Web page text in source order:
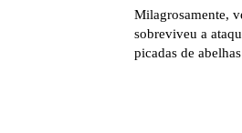
Milagrosamente,
sobreviveu a
picadas de abelhas